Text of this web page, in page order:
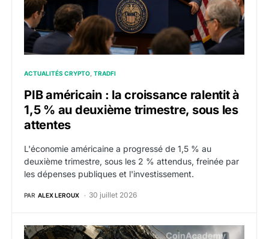
ACTUALITÉS CRYPTO TRADFI
PIB américain : la croissance ralentit à
1,5 % au deuxième trimestre, sous les
attentes
L'économie américaine a progressé de 1,5 % au
deuxième trimestre, sous les 2 % attendus, freinée par
les dépenses publiques et l'investissement.
PAR ALEX LEROUX 30 juillet 2026
Bourse chinoise : le CSI 300 se dirige vers son pire